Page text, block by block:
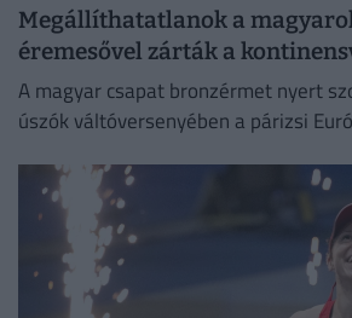
Megállíthatatlanok a
éremesővel zárták a
A magyar csapat bronzérmet nyert
úszók váltóversenyében a párizsi